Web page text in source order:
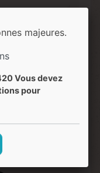
majeures.
Vous devez
pour